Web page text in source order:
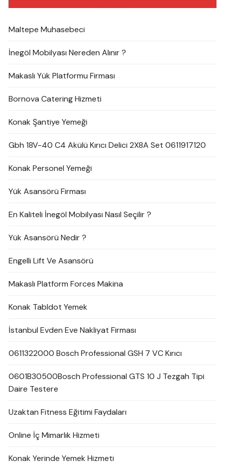
Maltepe Muhasebeci
İnegöl Mobilyası Nereden Alınır ?
Makaslı Yük Platformu Firması
Bornova Catering Hizmeti
Konak Şantiye Yemeği
Gbh 18V-40 C4 Akülü Kırıcı Delici 2X8A Set 0611917120
Konak Personel Yemeği
Yük Asansörü Firması
En Kaliteli İnegöl Mobilyası Nasıl Seçilir ?
Yük Asansörü Nedir ?
Engelli Lift Ve Asansörü
Makaslı Platform Forces Makina
Konak Tabldot Yemek
İstanbul Evden Eve Nakliyat Firması
0611322000 Bosch Professional GSH 7 VC Kırıcı
0601B30500Bosch Professional GTS 10 J Tezgah Tipi
Daire Testere
Uzaktan Fitness Eğitimi Faydaları
Online İç Mimarlık Hizmeti
Konak Yerinde Yemek Hizmeti